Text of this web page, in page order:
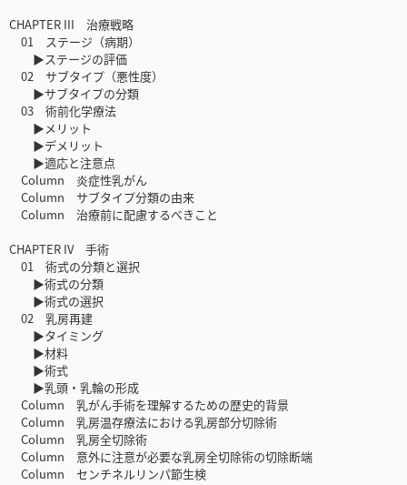
CHAPTER III 治療戦略
01 ステージ（病期）
▶ステージの評価
02 サブタイプ（悪性度）
▶サブタイプの分類
03 術前化学療法
▶メリット
▶デメリット
▶適応と注意点
Column 炎症性乳がん
Column サブタイプ分類の由来
Column 治療前に配慮するべきこと
CHAPTER IV 手術
01 術式の分類と選択
▶術式の分類
▶術式の選択
02 乳房再建
▶タイミング
▶材料
▶術式
▶乳頭・乳輪の形成
Column 乳がん手術を理解するための歴史的背景
Column 乳房温存療法における乳房部分切除術
Column 乳房全切除術
Column 意外に注意が必要な乳房全切除術の切除断端
Column センチネルリンパ節生検